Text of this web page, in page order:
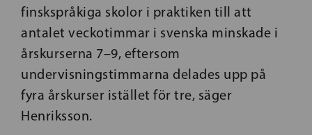
finskspråkiga skolor i praktiken till att
antalet veckotimmar i svenska minskade i
årskurserna 7–9, eftersom
undervisningstimmarna delades upp på
fyra årskurser istället för tre, säger
Henriksson.